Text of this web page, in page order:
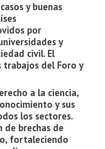
y buenas
por
y
civil. El
trabajos del Foro y
a la ciencia,
y sus
los sectores.
de brechas de
fortaleciendo